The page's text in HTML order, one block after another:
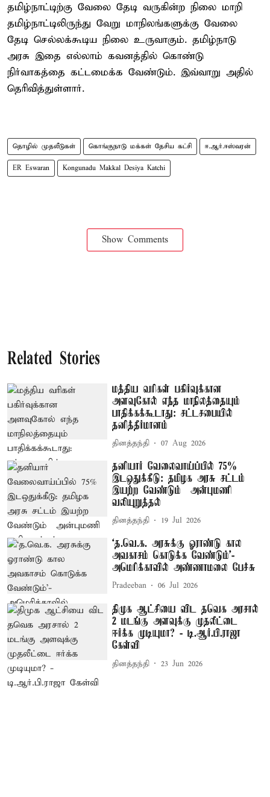
தமிழ்நாட்டிற்கு வேலை தேடி வருகின்ற நிலை மாறி
தமிழ்நாட்டிலிருந்து வேறு மாநிலங்களுக்கு வேலை
தேடி செல்லக்கூடிய நிலை உருவாகும். தமிழ்நாடு
அரசு இதை எல்லாம் கவனத்தில் கொண்டு
நிர்வாகத்தை கட்டமைக்க வேண்டும். இவ்வாறு அதில்
தெரிவித்துள்ளார்.
தொழில் முதலீடுகள் கொங்குநாடு மக்கள் தேசிய கட்சி ஈ.ஆர்.ஈஸ்வரன்
ER Eswaran Kongunadu Makkal Desiya Katchi
Show Comments
Related Stories
மத்திய வரிகள் பகிர்வுக்கான
அளவுகோல் எந்த மாநிலத்தையும்
பாதிக்கக்கூடாது: சட்டசபையில்
தனித்தீர்மானம்
தினத்தந்தி 07 Aug 2026
தனியார் வேலைவாய்ப்பில் 75%
இடஒதுக்கீடு: தமிழக அரசு சட்டம்
இயற்ற வேண்டும் – அன்புமணி
வலியுறுத்தல்
தினத்தந்தி 19 Jul 2026
‘த.வெ.க. அரசுக்கு ஓராண்டு கால
அவகாசம் கொடுக்க வேண்டும்’-
அமெரிக்காவில் அண்ணாமலை பேச்சு
Pradeeban 06 Jul 2026
திமுக ஆட்சியை விட தவெக அரசால்
2 மடங்கு அளவுக்கு முதலீட்டை
ஈர்க்க முடியுமா? - டி.ஆர்.பி.ராஜா
கேள்வி
தினத்தந்தி 23 Jun 2026